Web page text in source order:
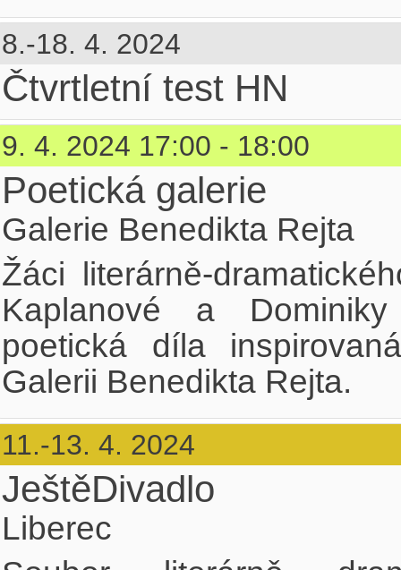
8.-18. 4. 2024
Čtvrtletní test HN
9. 4. 2024 17:00 - 18:00
Poetická galerie
Galerie Benedikta Rejta
Žáci literárně-
Kaplanové a
poetická díla
Galerii Benedikta Rejta.
11.-13. 4. 2024
JeštěDivadlo
Liberec